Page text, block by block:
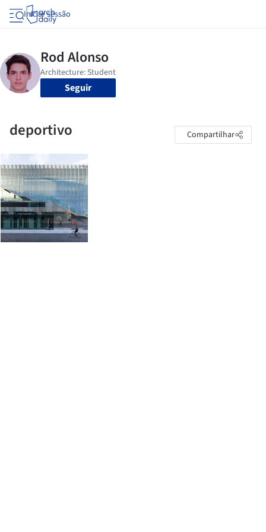
Iniciar sessão
Seguir
deportivo Compartilhar